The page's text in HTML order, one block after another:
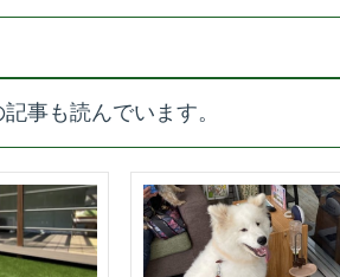
事も読んでいます。